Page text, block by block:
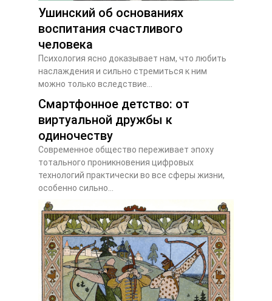
Ушинский об основаниях
воспитания счастливого
человека
Психология ясно доказывает нам, что любить
наслаждения и сильно стремиться к ним
можно только вследствие...
Смартфонное детство: от
виртуальной дружбы к
одиночеству
Современное общество переживает эпоху
тотального проникновения цифровых
технологий практически во все сферы жизни,
особенно сильно...